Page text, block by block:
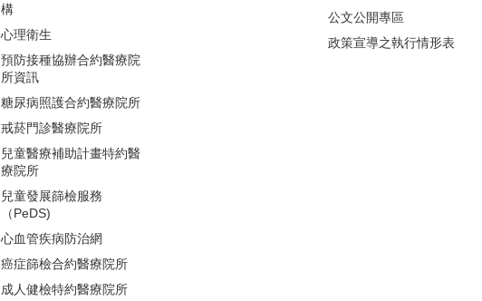
構
心理衛生
預防接種協辦合約醫療院
所資訊
糖尿病照護合約醫療院所
戒菸門診醫療院所
兒童醫療補助計畫特約醫
療院所
兒童發展篩檢服務
（PeDS)
心血管疾病防治網
癌症篩檢合約醫療院所
成人健檢特約醫療院所
公文公開專區
政策宣導之執行情形表